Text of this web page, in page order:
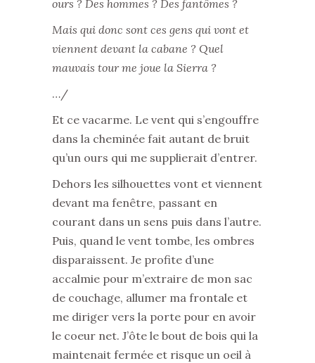
ours ? Des hommes ? Des fantômes ?
Mais qui donc sont ces gens qui vont et
viennent devant la cabane ? Quel
mauvais tour me joue la Sierra ?
…/
Et ce vacarme. Le vent qui s’engouffre
dans la cheminée fait autant de bruit
qu’un ours qui me supplierait d’entrer.
Dehors les silhouettes vont et viennent
devant ma fenêtre, passant en
courant dans un sens puis dans l’autre.
Puis, quand le vent tombe, les ombres
disparaissent. Je profite d’une
accalmie pour m’extraire de mon sac
de couchage, allumer ma frontale et
me diriger vers la porte pour en avoir
le coeur net. J’ôte le bout de bois qui la
maintenait fermée et risque un oeil à